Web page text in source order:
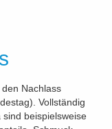
Nachlass
Vollständig
sind beispielsweise